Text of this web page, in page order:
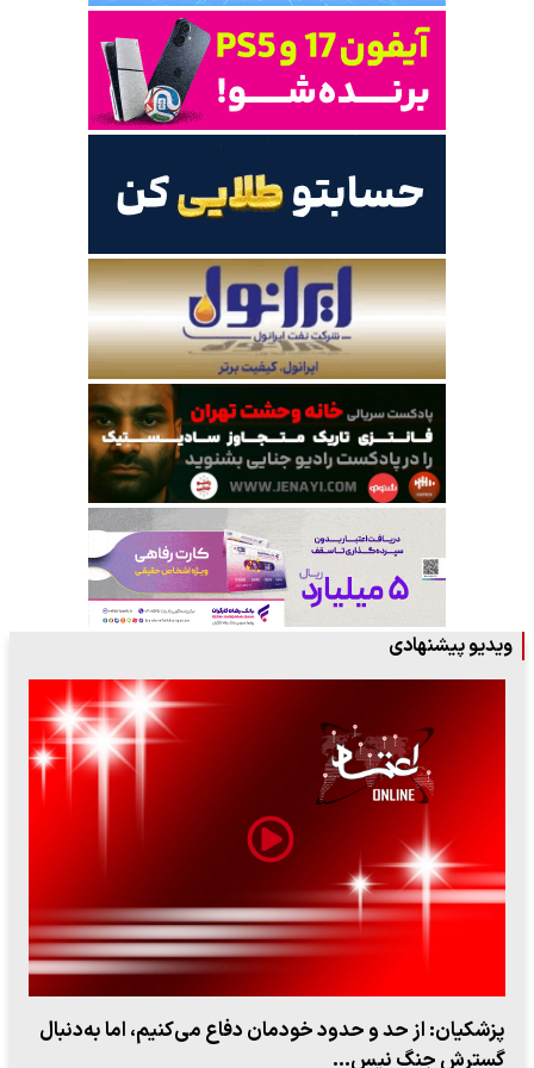
ویدیو پیشنهادی
پزشکیان: از حد و حدود خودمان دفاع می‌کنیم، اما به‌دنبال
گسترش جنگ نیس…